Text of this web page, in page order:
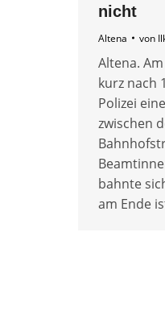
nicht
Altena von
Altena.
kurz nach
Polizei
zwischen
bahnte
am Ende